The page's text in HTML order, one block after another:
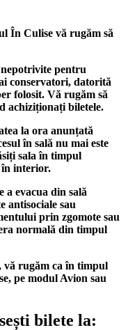
În Culise vă rugăm să
pentru
conservatori, datorită
folosit. Vă rugăm să
achiziționați biletele.
la ora anunțată
în sală nu mai este
sala în timpul
în interior.
evacua din sală
antisociale sau
prin zgomote sau
normală din timpul
vă rugăm ca în timpul
pe modul Avion sau
bilete la: